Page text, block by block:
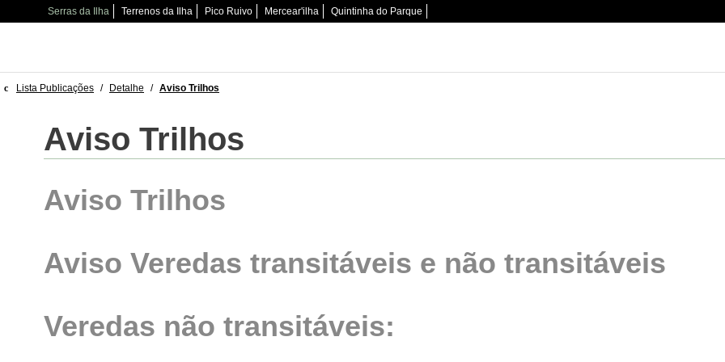
Serras da Ilha Terrenos da Ilha Pico Ruivo Mercear'ilha Quintinha do Parque
Lista Publicações / Detalhe / Aviso Trilhos
Aviso Trilhos
Aviso Trilhos
Aviso Veredas transitáveis e não transitáveis
Veredas não transitáveis: